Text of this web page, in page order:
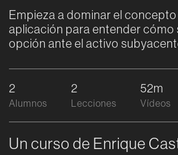
Empieza a dominar el concepto
aplicación para entender cómo
opción ante el activo
2
Alumnos
2
Lecciones
52m
Vídeos
Un curso de Enrique